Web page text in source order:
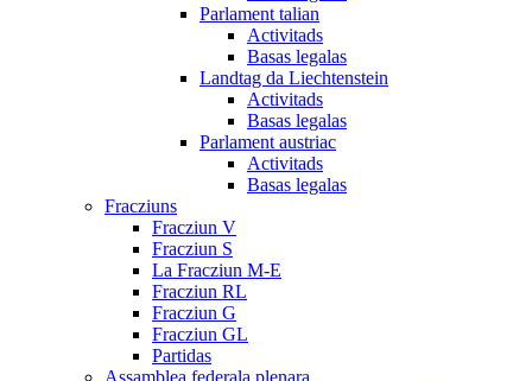
Parlament talian
Activitads
Basas legalas
Landtag da Liechtenstein
Activitads
Basas legalas
Parlament austriac
Activitads
Basas legalas
Fracziuns
Fracziun V
Fracziun S
La Fracziun M-E
Fracziun RL
Fracziun G
Fracziun GL
Partidas